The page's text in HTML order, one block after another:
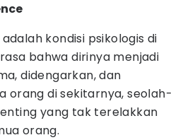
adalah kondisi psikologis di
bahwa dirinya menjadi
didengarkan, dan
orang di sekitarnya, seolah-
yang tak terelakkan
orang.